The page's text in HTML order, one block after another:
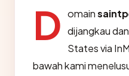
D omain
dijangkau
States via
bawah kami